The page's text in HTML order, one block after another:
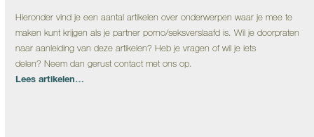
Hieronder vind je een aantal artikelen over onderwerpen waar je mee te
maken kunt krijgen als je partner porno/seksverslaafd is. Wil je doorpraten
naar aanleiding van deze artikelen? Heb je vragen of wil je iets
delen? Neem dan gerust contact met ons op.
Lees artikelen…